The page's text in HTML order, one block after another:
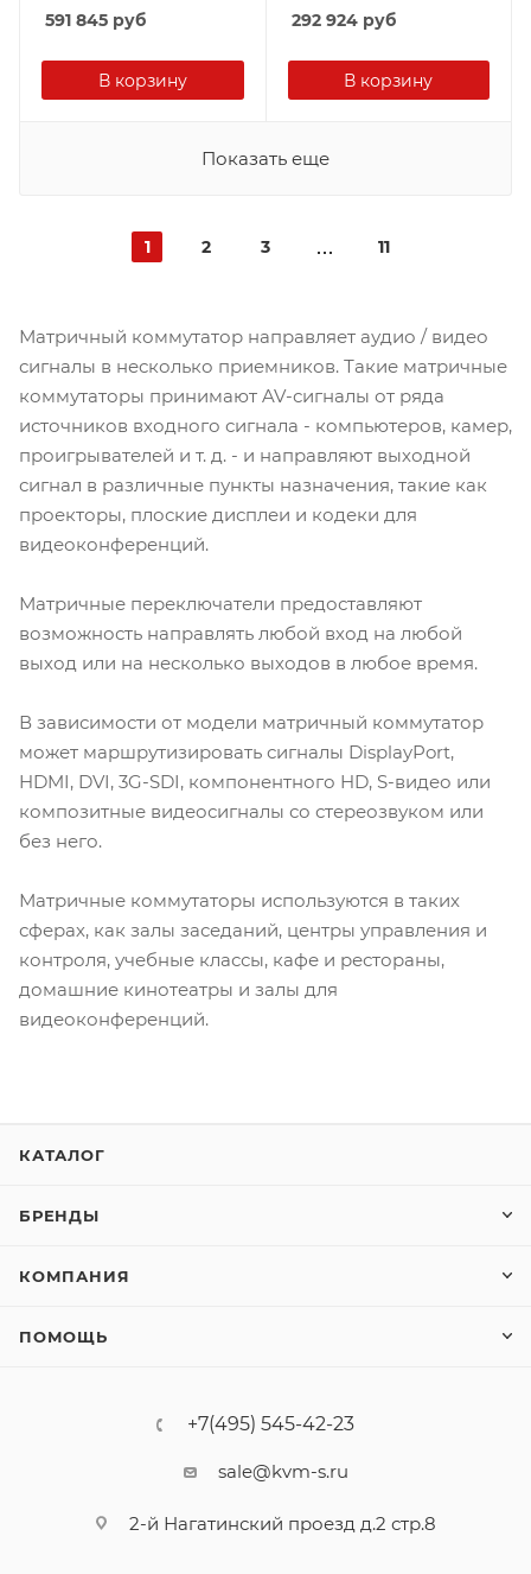
Управление по ИК, RS-232
Protocol 3000).
591 845 руб
В корзину
интерф.карт, 2 внутр. БП
292 924руб
В корзину
Показать еще
1 2 3 11
Матричный коммутатор направляет аудио / видео
сигналы в несколько приемников. Такие матричные
коммутаторы принимают AV-сигналы от ряда
источников входного сигнала - компьютеров, камер,
проигрывателей и т. д. - и направляют выходной
сигнал в различные пункты назначения, такие как
проекторы, плоские дисплеи и кодеки для
видеоконференций.
Матричные переключатели предоставляют
возможность направлять любой вход на любой
выход или на несколько выходов в любое время.
В зависимости от модели матричный коммутатор
может маршрутизировать сигналы DisplayPort,
HDMI, DVI, 3G-SDI, компонентного HD, S-видео или
композитные видеосигналы со стереозвуком или
без него.
Матричные коммутаторы используются в таких
сферах, как залы заседаний, центры управления и
контроля, учебные классы, кафе и рестораны,
домашние кинотеатры и залы для
видеоконференций.
КАТАЛОГ
БРЕНДЫ
КОМПАНИЯ
ПОМОЩЬ
+7(495) 545-42-23
sale@kvm-s.ru
2-й Нагатинский проезд д.2 стр.8